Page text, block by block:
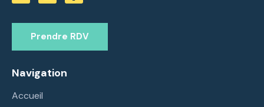
Prendre RDV
Navigation
Accueil